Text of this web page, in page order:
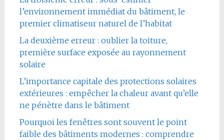
l’environnement immédiat du bâtiment, le
premier climatiseur naturel de l’habitat
La deuxième erreur : oublier la toiture,
première surface exposée au rayonnement
solaire
L’importance capitale des protections solaires
extérieures : empêcher la chaleur avant qu’elle
ne pénètre dans le bâtiment
Pourquoi les fenêtres sont souvent le point
faible des bâtiments modernes : comprendre